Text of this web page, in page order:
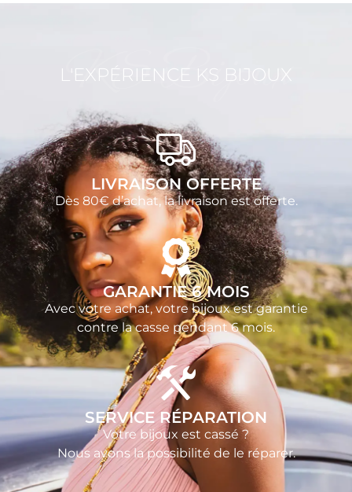
KS Bijoux
L'EXPÉRIENCE KS BIJOUX
LIVRAISON OFFERTE
Dès 80€ d’achat, la livraison est offerte.
GARANTIE 6 MOIS
Avec votre achat, votre bijoux est garantie
contre la casse pendant 6 mois.
SERVICE RÉPARATION
Votre bijoux est cassé ?
Nous avons la possibilité de le réparer.